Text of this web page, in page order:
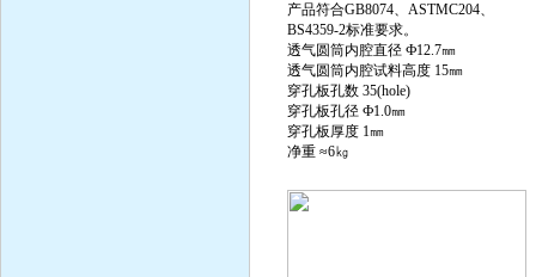
产品符合GB8074、ASTMC204、
BS4359-2标准要求。
透气圆筒内腔直径 Ф12.7㎜
透气圆筒内腔试料高度 15㎜
穿孔板孔数 35(hole)
穿孔板孔径 Ф1.0㎜
穿孔板厚度 1㎜
净重 ≈6㎏